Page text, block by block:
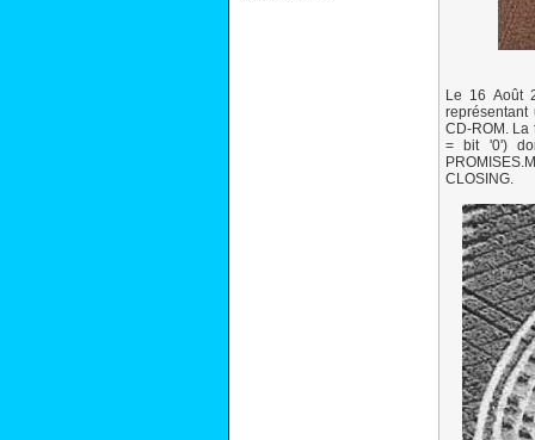
Le 16 Août
CD-ROM. La
= bit '0')
CLOSING.